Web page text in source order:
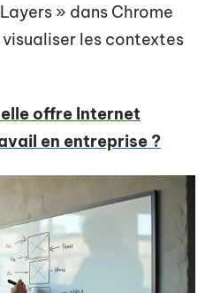
» dans Chrome
les contextes
offre Internet
en entreprise ?